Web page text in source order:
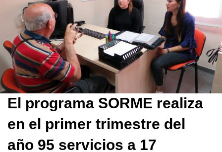
El programa SORME realiza
en el primer trimestre del
año 95 servicios a 17